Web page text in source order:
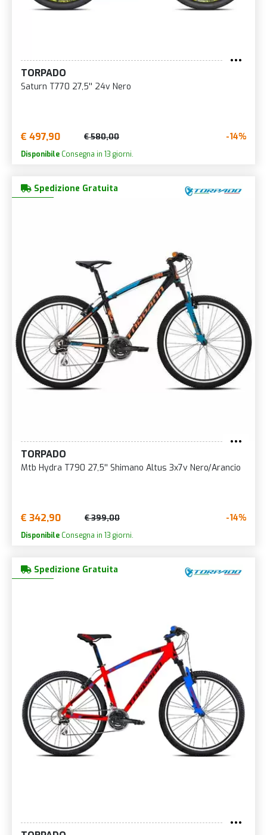
TORPADO
Saturn T770 27,5'' 24v Nero
€ 497,90 € 580,00 -14%
Disponibile Consegna in 13 giorni.
Spedizione Gratuita
TORPADO
Mtb Hydra T790 27,5'' Shimano Altus 3x7v Nero/Arancio
€ 342,90 € 399,00 -14%
Disponibile Consegna in 13 giorni.
Spedizione Gratuita